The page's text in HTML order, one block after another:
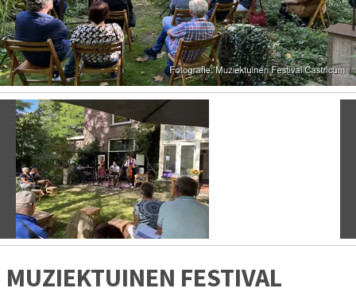
Vorige
MUZIEKTUINEN FESTIVAL